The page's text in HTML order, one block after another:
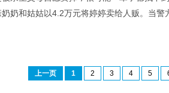
奶和姑姑以4.2万元将婷婷卖给人贩。当
上一页 1 2 3 4 5